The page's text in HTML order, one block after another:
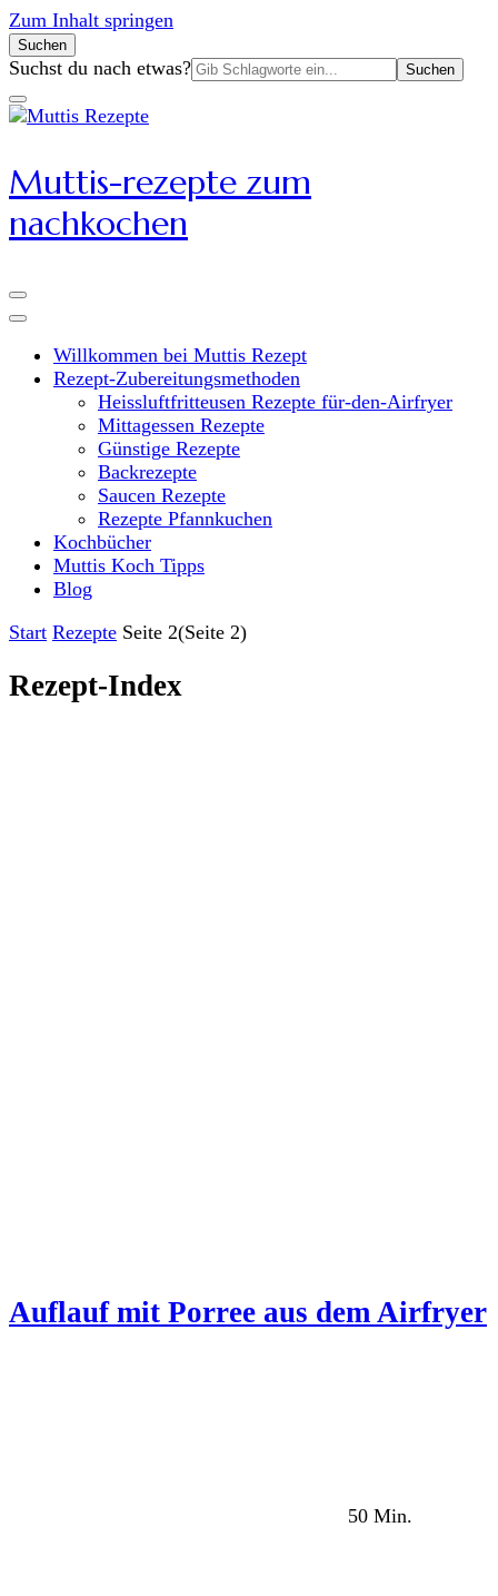
Zum Inhalt springen
Suchen
Suchen
nach:
Suchst du nach etwas?
Muttis-rezepte zum
nachkochen
Willkommen bei Muttis Rezept
Rezept-Zubereitungsmethoden
Heissluftfritteusen Rezepte für-den-Airfryer
Mittagessen Rezepte
Günstige Rezepte
Backrezepte
Saucen Rezepte
Rezepte Pfannkuchen
Kochbücher
Muttis Koch Tipps
Blog
Start Rezepte Seite 2(Seite 2)
Rezept-Index
Auflauf mit Porree aus dem Airfryer
50 Min.